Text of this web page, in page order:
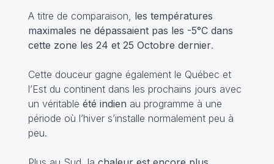
A titre de comparaison, les températures
maximales ne dépassaient pas les -5°C dans
cette zone les 24 et 25 Octobre dernier.
Cette douceur gagne également le Québec et
l’Est du continent dans les prochains jours avec
un véritable été indien au programme à une
période où l’hiver s’installe normalement peu à
peu.